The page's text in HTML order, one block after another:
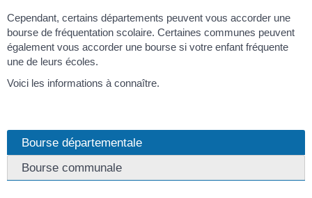
Cependant, certains départements peuvent vous accorder une
bourse de fréquentation scolaire. Certaines communes peuvent
également vous accorder une bourse si votre enfant fréquente
une de leurs écoles.
Voici les informations à connaître.
Bourse départementale
Bourse communale